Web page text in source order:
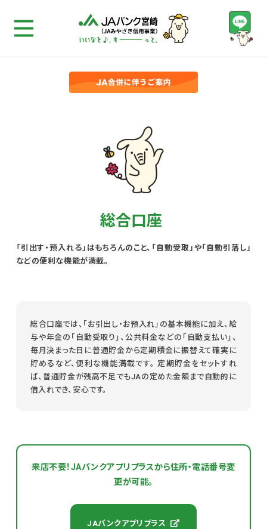
総合口座
「引出す・預入れる」はもちろんのこと、「自動受取」や「自動引落し」
などの便利な機能が満載。
総合口座では、「お引出し・お預入れ」の基本機能に加え、給
与や年金の「自動受取り」、公共料金などの「自動支払い」、
毎月決まった日に普通貯金から定期積金に振替えて確実に
貯めるなど、便利な機能満載です。 定期貯金をセットすれ
ば、普通貯金が残高不足でもJAの定めた金額まで自動的に
借入れでき、安心です。
来店不要！JAバンクアプリプラスから住所・電話番号変
更が可能。
JAバンクアプリプラス